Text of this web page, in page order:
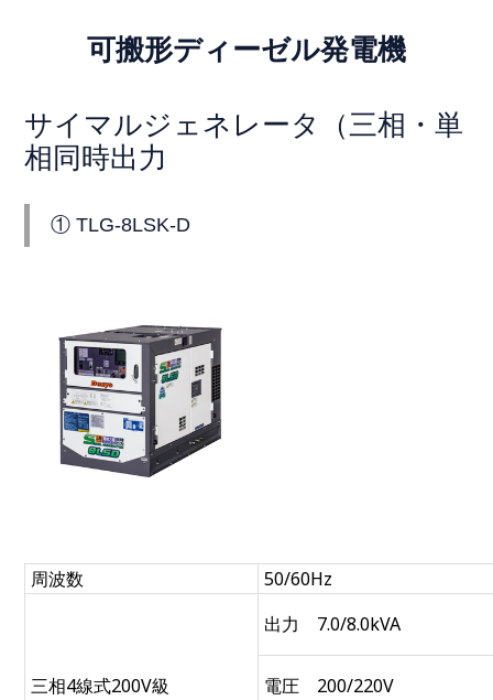
＞ ㉕ DCA-100USI3
＞ ㉖ DCA-125USI3
＞ ⑧ GE-2800SS-IV2
＞ ⑨ GE-5500SS-IV
＞ ③ DA-3100SS-IV
＞ ④ DA-6000LS 50Hz
＞ ⑤ DA-6000LS 60Hz
可搬形ディーゼル発電機
サイマルジェネレータ（三相・単
相同時出力
① TLG-8LSK-D
周波数 50/60Hz
三相4線式200V級
出力 7.0/8.0kVA
電圧 200/220V